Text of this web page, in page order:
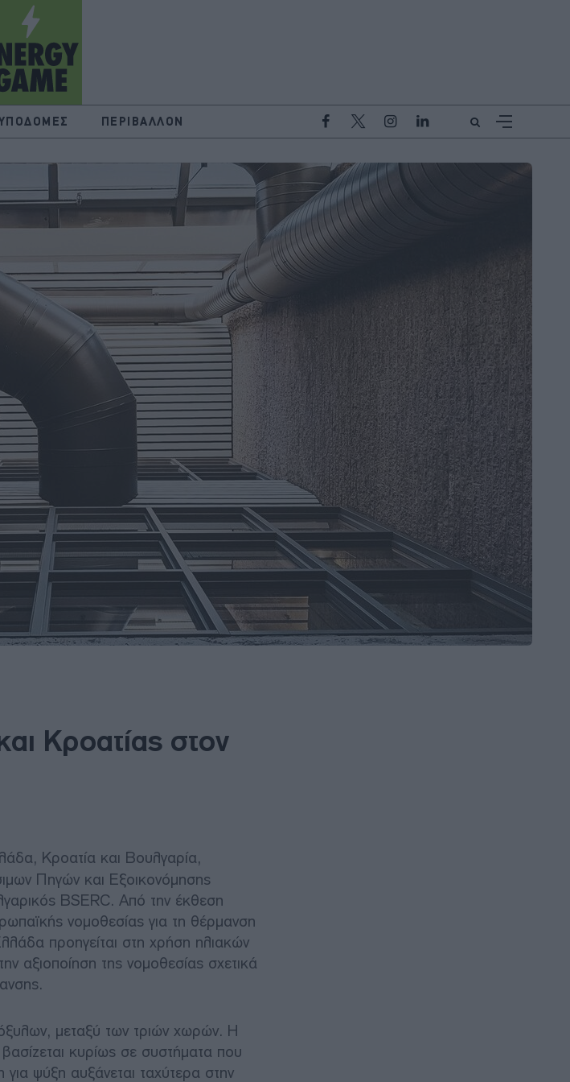
ΠΕΡΙΒΑΛΛΟΝ
Κροατίας στον
Κροατία και Βουλγαρία,
Πηγών και Εξοικονόμησης
BSERC. Από την έκθεση
νομοθεσίας για τη θέρμανση
προηγείται στη χρήση ηλιακών
αξιοποίηση της νομοθεσίας σχετικά
μεταξύ των τριών χωρών. Η
κυρίως σε συστήματα που
ψύξη αυξάνεται ταχύτερα στην